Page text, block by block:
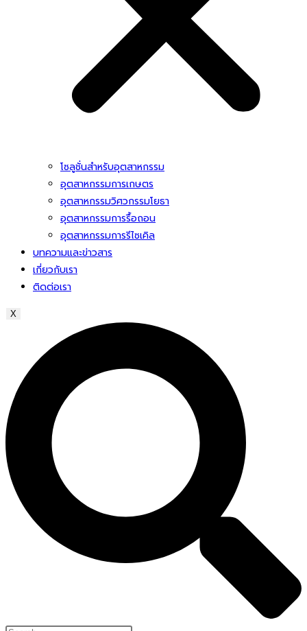
โซลูชั่นสําหรับอุตสาหกรรม
อุตสาหกรรมการเกษตร
อุตสาหกรรมวิศวกรรมโยธา
อุตสาหกรรมการรื้อถอน
อุตสาหกรรมการรีไซเคิล
บทความและข่าวสาร
เกี่ยวกับเรา
ติดต่อเรา
X